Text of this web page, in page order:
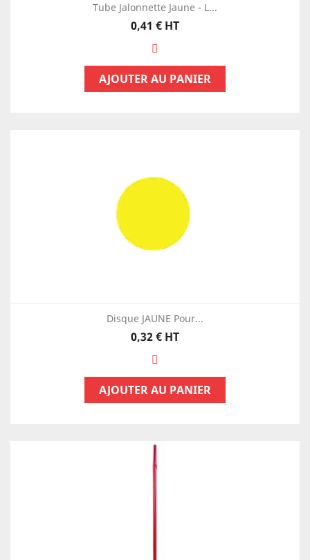
Tube Jalonnette Jaune - L...
Prix
0,41 € HT
AJOUTER AU PANIER
Disque JAUNE Pour...
Prix
0,32 € HT
AJOUTER AU PANIER